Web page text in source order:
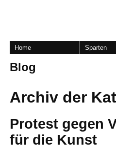
Home Sparten
Blog
Archiv der
Protest gegen
für die Kunst